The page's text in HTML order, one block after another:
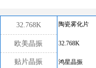
业等
32.768K
欧美晶振
贴片晶振
陶瓷雾化片
32.768K
鸿星晶振